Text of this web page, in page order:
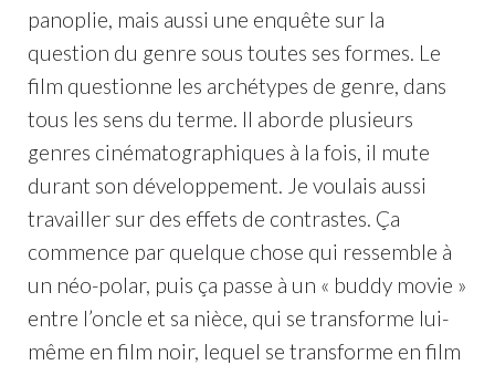
panoplie, mais aussi une enquête sur la
question du genre sous toutes ses formes. Le
film questionne les archétypes de genre, dans
tous les sens du terme. Il aborde plusieurs
genres cinématographiques à la fois, il mute
durant son développement. Je voulais aussi
travailler sur des effets de contrastes. Ça
commence par quelque chose qui ressemble à
un néo-polar, puis ça passe à un « buddy movie »
entre l’oncle et sa nièce, qui se transforme lui-
même en film noir, lequel se transforme en film